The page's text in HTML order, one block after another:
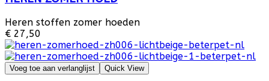
Heren stoffen zomer hoeden
€ 27,50
Voeg toe aan verlanglijst Quick View